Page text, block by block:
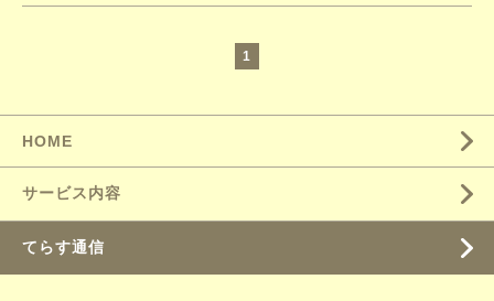
1
HOME
サービス内容
てらす通信